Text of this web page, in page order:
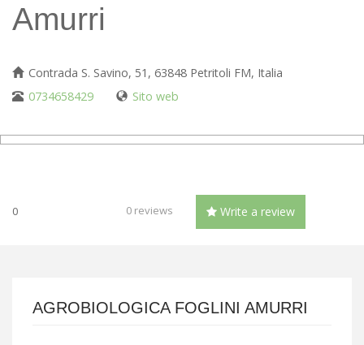
Amurri
Contrada S. Savino, 51, 63848 Petritoli FM, Italia
0734658429
Sito web
0 0 reviews Write a review
AGROBIOLOGICA FOGLINI AMURRI